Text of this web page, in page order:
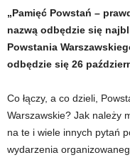
„Pamięć Powstań –
nazwą odbędzie się
Powstania
odbędzie się 26
Co łączy, a co dzieli,
Warszawskie? Jak należy
na te i wiele innych pytań
wydarzenia